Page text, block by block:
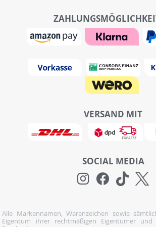
VERSAND MIT
SOCIAL MEDIA
Alle Markennamen, Warenzeichen sowie
Eigentum ihrer rechtmäßigen Eigentümer